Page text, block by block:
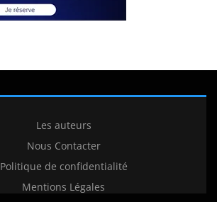
Les auteurs
Nous Contacter
Politique de confidentialité
Mentions Légales